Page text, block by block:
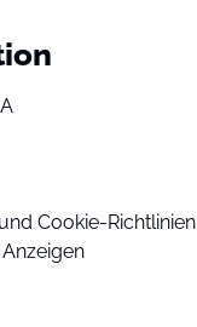
Cookie-Richtlinien